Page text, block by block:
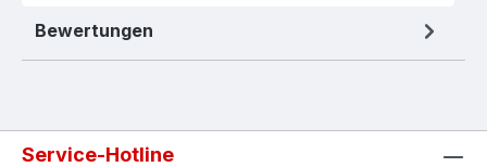
Bewertungen
Service-Hotline